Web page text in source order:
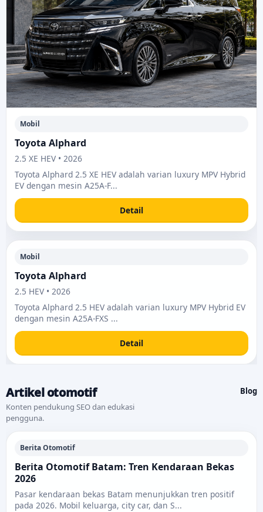
Mobil
Toyota Alphard
2.5 XE HEV • 2026
Toyota Alphard 2.5 XE HEV adalah varian luxury MPV Hybrid
EV dengan mesin A25A-F...
Detail
Mobil
Toyota Alphard
2.5 HEV • 2026
Toyota Alphard 2.5 HEV adalah varian luxury MPV Hybrid EV
dengan mesin A25A-FXS ...
Detail
Artikel otomotif
Konten pendukung SEO dan edukasi
pengguna.
Blog
Berita Otomotif
Berita Otomotif Batam: Tren Kendaraan Bekas
2026
Pasar kendaraan bekas Batam menunjukkan tren positif
pada 2026. Mobil keluarga, city car, dan S...